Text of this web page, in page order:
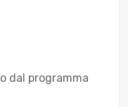
dal programma